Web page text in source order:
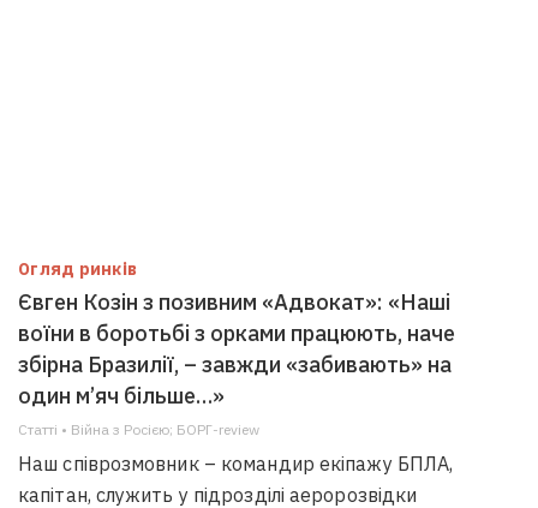
Огляд ринків
Євген Козін з позивним «Адвокат»: «Наші
воїни в боротьбі з орками працюють, наче
збірна Бразилії, – завжди «забивають» на
один м’яч більше…»
Статті • Війна з Росією; БОРГ-review
Наш співрозмовник – командир екіпажу БПЛА,
капітан, служить у підрозділі аеророзвідки